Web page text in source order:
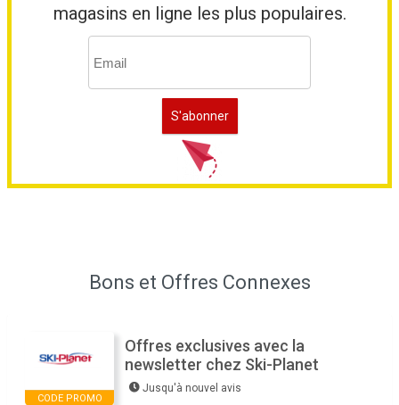
magasins en ligne les plus populaires.
Bons et Offres Connexes
CODE PROMO
Offres exclusives avec la
newsletter chez Ski-Planet
Jusqu'à nouvel avis